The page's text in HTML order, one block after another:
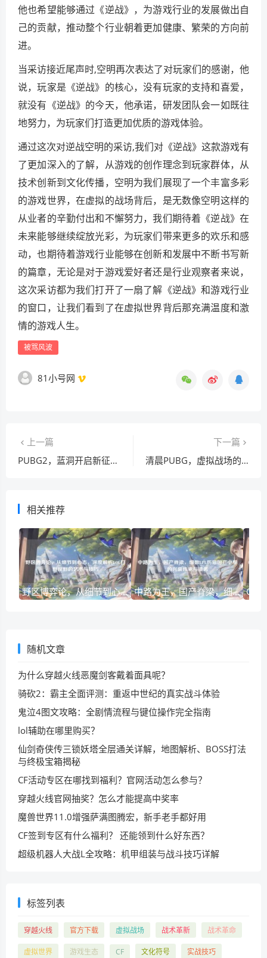
他也希望能够通过《逆战》，为游戏行业的发展做出自
己的贡献，推动整个行业朝着更加健康、繁荣的方向前
进。
当采访接近尾声时,空明再次表达了对玩家们的感谢，他
说，玩家是《逆战》的核心，没有玩家的支持和喜爱，
就没有《逆战》的今天，他承诺，研发团队会一如既往
地努力，为玩家们打造更加优质的游戏体验。
通过这次对逆战空明的采访,我们对《逆战》这款游戏有
了更加深入的了解，从游戏的创作理念到玩家群体，从
技术创新到文化传播，空明为我们展现了一个丰富多彩
的游戏世界，在虚拟的战场背后，是无数像空明这样的
从业者的辛勤付出和不懈努力，我们期待着《逆战》在
未来能够继续绽放光彩，为玩家们带来更多的欢乐和感
动，也期待着游戏行业能够在创新和发展中不断书写新
的篇章，无论是对于游戏爱好者还是行业观察者来说，
这次采访都为我们打开了一扇了解《逆战》和游戏行业
的窗口，让我们看到了在虚拟世界背后那充满温度和激
情的游戏人生。
被骂风波
81小号网
上一篇
PUBG2，蓝洞开启新征程面临新挑战
下一篇
清晨PUBG，虚拟战场的曙光之景
相关推荐
野区博弈论，从细节到心态，深度解析LOL打野反野的艺术与技巧 中路为王，国产脊梁，细数LPL历届国产中单的兴衰传承与排名
随机文章
为什么穿越火线恶魔剑客戴着面具呢？
骑砍2：霸主全面评测：重返中世纪的真实战斗体验
鬼泣4图文攻略：全剧情流程与键位操作完全指南
lol辅助在哪里购买？
仙剑奇侠传三锁妖塔全层通关详解，地图解析、BOSS打法
与终极宝箱揭秘
CF活动专区在哪找到福利？官网活动怎么参与？
穿越火线官网抽奖？怎么才能提高中奖率
魔兽世界11.0增强萨满图腾宏，新手老手都好用
CF签到专区有什么福利？ 还能领到什么好东西？
超级机器人大战L全攻略：机甲组装与战斗技巧详解
标签列表
穿越火线 官方下载 虚拟战场 战术革新 战术革命
虚拟世界 游戏生态 CF 文化符号 实战技巧